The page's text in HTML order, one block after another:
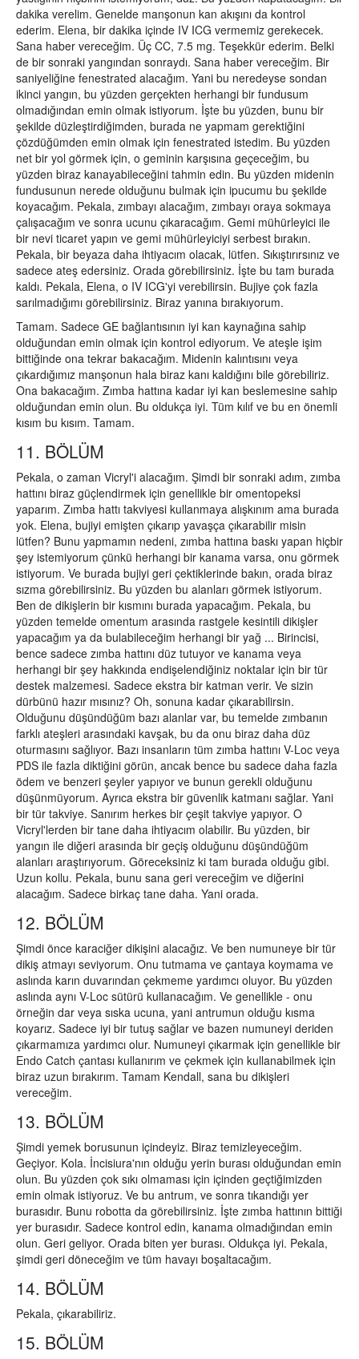
dakika verelim. Genelde manşonun kan akışını da kontrol
ederim. Elena, bir dakika içinde IV ICG vermemiz gerekecek.
Sana haber vereceğim. Üç CC, 7.5 mg. Teşekkür ederim. Belki
de bir sonraki yangından sonraydı. Sana haber vereceğim. Bir
saniyeliğine fenestrated alacağım. Yani bu neredeyse sondan
ikinci yangın, bu yüzden gerçekten herhangi bir fundusum
olmadığından emin olmak istiyorum. İşte bu yüzden, bunu bir
şekilde düzleştirdiğimden, burada ne yapmam gerektiğini
çözdüğümden emin olmak için fenestrated istedim. Bu yüzden
net bir yol görmek için, o geminin karşısına geçeceğim, bu
yüzden biraz kanayabileceğini tahmin edin. Bu yüzden midenin
fundusunun nerede olduğunu bulmak için ipucumu bu şekilde
koyacağım. Pekala, zımbayı alacağım, zımbayı oraya sokmaya
çalışacağım ve sonra ucunu çıkaracağım. Gemi mühürleyici ile
bir nevi ticaret yapın ve gemi mühürleyiciyi serbest bırakın.
Pekala, bir beyaza daha ihtiyacım olacak, lütfen. Sıkıştırırsınız ve
sadece ateş edersiniz. Orada görebilirsiniz. İşte bu tam burada
kaldı. Pekala, Elena, o IV ICG'yi verebilirsin. Bujiye çok fazla
sarılmadığımı görebilirsiniz. Biraz yanına bırakıyorum.
Tamam. Sadece GE bağlantısının iyi kan kaynağına sahip
olduğundan emin olmak için kontrol ediyorum. Ve ateşle işim
bittiğinde ona tekrar bakacağım. Midenin kalıntısını veya
çıkardığımız manşonun hala biraz kanı kaldığını bile görebiliriz.
Ona bakacağım. Zımba hattına kadar iyi kan beslemesine sahip
olduğundan emin olun. Bu oldukça iyi. Tüm kılıf ve bu en önemli
kısım bu kısım. Tamam.
11. BÖLÜM
Pekala, o zaman Vicryl'i alacağım. Şimdi bir sonraki adım, zımba
hattını biraz güçlendirmek için genellikle bir omentopeksi
yaparım. Zımba hattı takviyesi kullanmaya alışkınım ama burada
yok. Elena, bujiyi emişten çıkarıp yavaşça çıkarabilir misin
lütfen? Bunu yapmamın nedeni, zımba hattına baskı yapan hiçbir
şey istemiyorum çünkü herhangi bir kanama varsa, onu görmek
istiyorum. Ve burada bujiyi geri çektiklerinde bakın, orada biraz
sızma görebilirsiniz. Bu yüzden bu alanları görmek istiyorum.
Ben de dikişlerin bir kısmını burada yapacağım. Pekala, bu
yüzden temelde omentum arasında rastgele kesintili dikişler
yapacağım ya da bulabileceğim herhangi bir yağ ... Birincisi,
bence sadece zımba hattını düz tutuyor ve kanama veya
herhangi bir şey hakkında endişelendiğiniz noktalar için bir tür
destek malzemesi. Sadece ekstra bir katman verir. Ve sizin
dürbünü hazır mısınız? Oh, sonuna kadar çıkarabilirsin.
Olduğunu düşündüğüm bazı alanlar var, bu temelde zımbanın
farklı ateşleri arasındaki kavşak, bu da onu biraz daha düz
oturmasını sağlıyor. Bazı insanların tüm zımba hattını V-Loc veya
PDS ile fazla diktiğini görün, ancak bence bu sadece daha fazla
ödem ve benzeri şeyler yapıyor ve bunun gerekli olduğunu
düşünmüyorum. Ayrıca ekstra bir güvenlik katmanı sağlar. Yani
bir tür takviye. Sanırım herkes bir çeşit takviye yapıyor. O
Vicryl'lerden bir tane daha ihtiyacım olabilir. Bu yüzden, bir
yangın ile diğeri arasında bir geçiş olduğunu düşündüğüm
alanları araştırıyorum. Göreceksiniz ki tam burada olduğu gibi.
Uzun kollu. Pekala, bunu sana geri vereceğim ve diğerini
alacağım. Sadece birkaç tane daha. Yani orada.
12. BÖLÜM
Şimdi önce karaciğer dikişini alacağız. Ve ben numuneye bir tür
dikiş atmayı seviyorum. Onu tutmama ve çantaya koymama ve
aslında karın duvarından çekmeme yardımcı oluyor. Bu yüzden
aslında aynı V-Loc sütürü kullanacağım. Ve genellikle - onu
örneğin dar veya sıska ucuna, yani antrumun olduğu kısma
koyarız. Sadece iyi bir tutuş sağlar ve bazen numuneyi deriden
çıkarmamıza yardımcı olur. Numuneyi çıkarmak için genellikle bir
Endo Catch çantası kullanırım ve çekmek için kullanabilmek için
biraz uzun bırakırım. Tamam Kendall, sana bu dikişleri
vereceğim.
13. BÖLÜM
Şimdi yemek borusunun içindeyiz. Biraz temizleyeceğim.
Geçiyor. Kola. İncisiura'nın olduğu yerin burası olduğundan emin
olun. Bu yüzden çok sıkı olmaması için içinden geçtiğimizden
emin olmak istiyoruz. Ve bu antrum, ve sonra tıkandığı yer
burasıdır. Bunu robotta da görebilirsiniz. İşte zımba hattının bittiği
yer burasıdır. Sadece kontrol edin, kanama olmadığından emin
olun. Geri geliyor. Orada biten yer burası. Oldukça iyi. Pekala,
şimdi geri döneceğim ve tüm havayı boşaltacağım.
14. BÖLÜM
Pekala, çıkarabiliriz.
15. BÖLÜM